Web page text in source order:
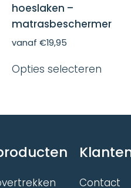
hoeslaken –
matrasbeschermer
vanaf €19,95
Opties selecteren
Deze
op
Contact